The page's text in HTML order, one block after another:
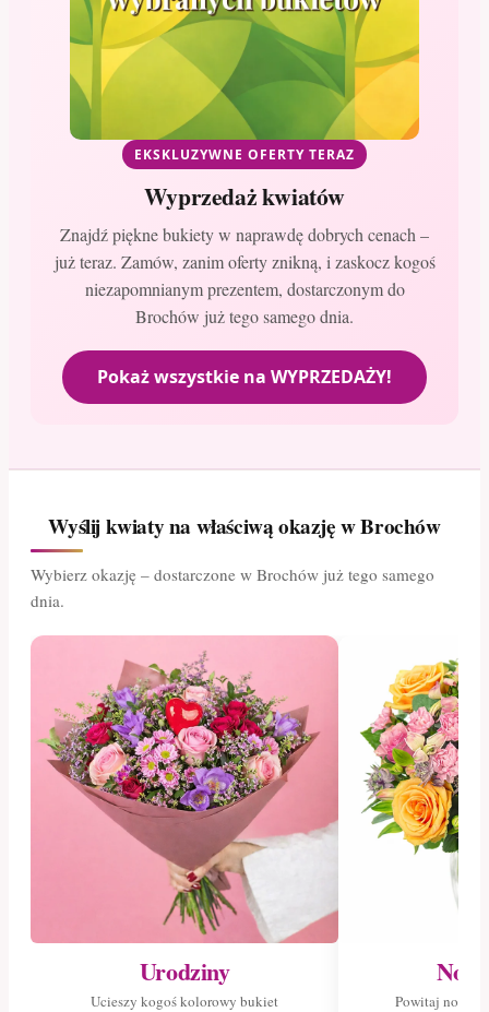
EKSKLUZYWNE OFERTY TERAZ
Wyprzedaż kwiatów
Znajdź piękne bukiety w naprawdę dobrych cenach –
już teraz. Zamów, zanim oferty znikną, i zaskocz kogoś
niezapomnianym prezentem, dostarczonym do
Brochów już tego samego dnia.
Pokaż wszystkie na WYPRZEDAŻY!
Wyślij kwiaty na właściwą okazję w Brochów
Wybierz okazję – dostarczone w Brochów już tego samego
dnia.
Urodziny
Ucieszy kogoś kolorowy bukiet Powitaj